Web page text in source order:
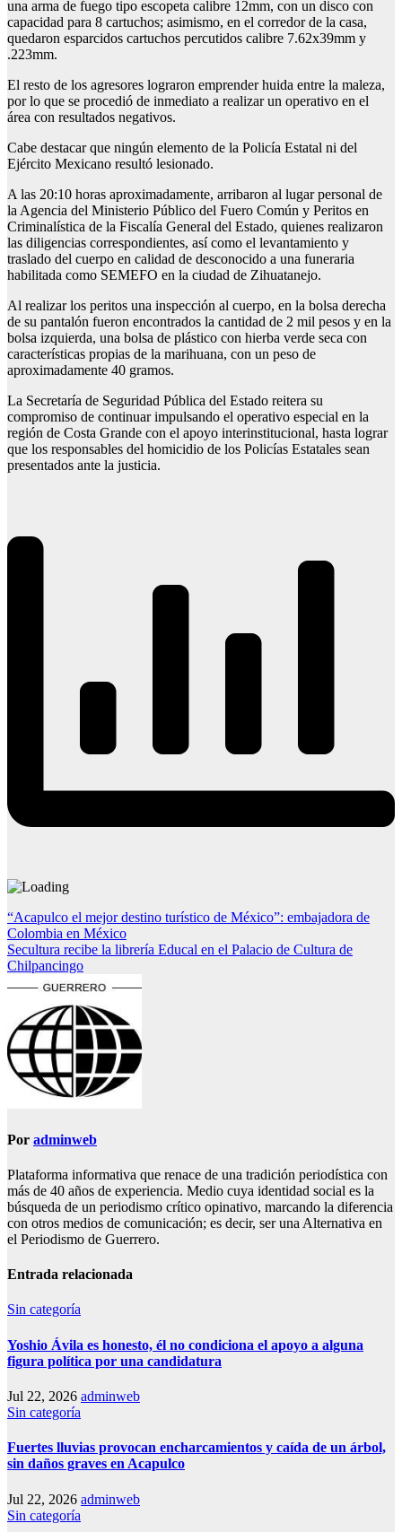
una arma de fuego tipo escopeta calibre 12mm, con un disco con
capacidad para 8 cartuchos; asimismo, en el corredor de la casa,
quedaron esparcidos cartuchos percutidos calibre 7.62x39mm y
.223mm.
El resto de los agresores lograron emprender huida entre la maleza,
por lo que se procedió de inmediato a realizar un operativo en el
área con resultados negativos.
Cabe destacar que ningún elemento de la Policía Estatal ni del
Ejército Mexicano resultó lesionado.
A las 20:10 horas aproximadamente, arribaron al lugar personal de
la Agencia del Ministerio Público del Fuero Común y Peritos en
Criminalística de la Fiscalía General del Estado, quienes realizaron
las diligencias correspondientes, así como el levantamiento y
traslado del cuerpo en calidad de desconocido a una funeraria
habilitada como SEMEFO en la ciudad de Zihuatanejo.
Al realizar los peritos una inspección al cuerpo, en la bolsa derecha
de su pantalón fueron encontrados la cantidad de 2 mil pesos y en la
bolsa izquierda, una bolsa de plástico con hierba verde seca con
características propias de la marihuana, con un peso de
aproximadamente 40 gramos.
La Secretaría de Seguridad Pública del Estado reitera su
compromiso de continuar impulsando el operativo especial en la
región de Costa Grande con el apoyo interinstitucional, hasta lograr
que los responsables del homicidio de los Policías Estatales sean
presentados ante la justicia.
Navegación
de
entradas
“Acapulco el mejor destino turístico de México”: embajadora de
Colombia en México
Secultura recibe la librería Educal en el Palacio de Cultura de
Chilpancingo
Por adminweb
Plataforma informativa que renace de una tradición periodística con
más de 40 años de experiencia. Medio cuya identidad social es la
búsqueda de un periodismo crítico opinativo, marcando la diferencia
con otros medios de comunicación; es decir, ser una Alternativa en
el Periodismo de Guerrero.
Entrada relacionada
Sin categoría
Yoshio Ávila es honesto, él no condiciona el apoyo a alguna
figura política por una candidatura
Jul 22, 2026 adminweb
Sin categoría
Fuertes lluvias provocan encharcamientos y caída de un árbol,
sin daños graves en Acapulco
Jul 22, 2026 adminweb
Sin categoría